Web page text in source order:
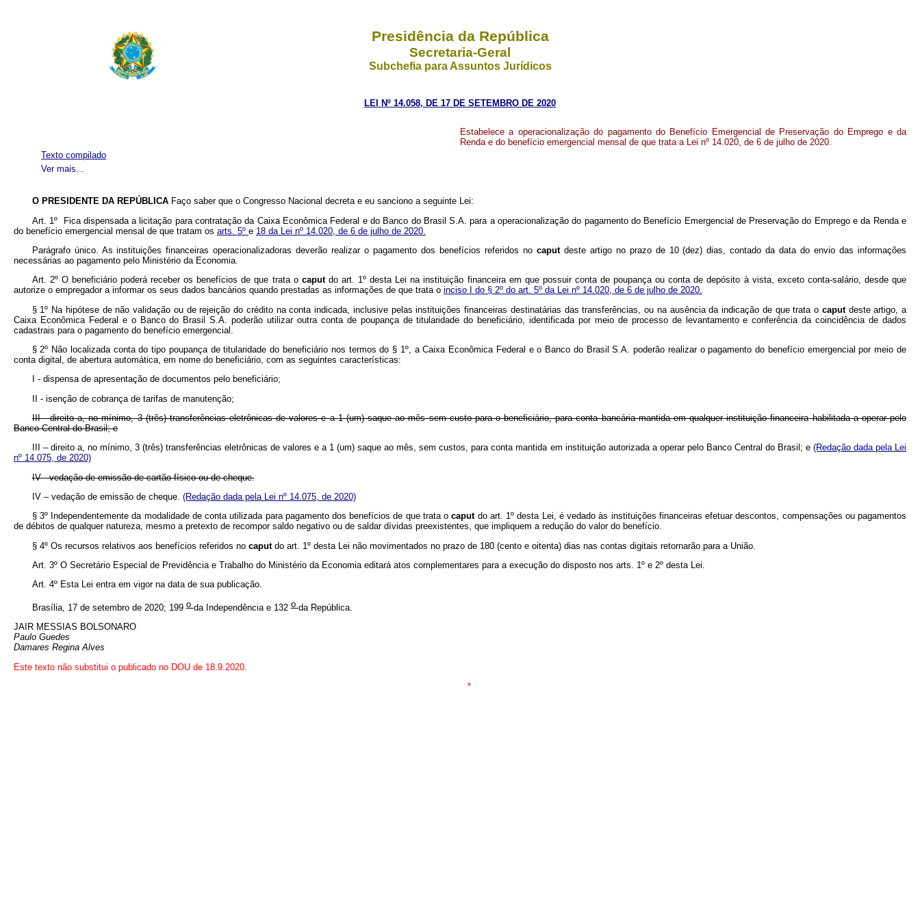
Presidência da República
Secretaria-Geral
Subchefia para Assuntos Jurídicos
LEI Nº 14.058, DE 17 DE SETEMBRO DE 2020
Estabelece a operacionalização do pagamento do Benefício Emergencial de Preservação do Emprego e da
Renda e do benefício emergencial mensal de que trata a Lei nº 14.020, de 6 de julho de 2020.
Ver mais...
Texto compilado
O PRESIDENTE DA REPÚBLICA Faço saber que o Congresso Nacional decreta e eu sanciono a seguinte Lei:
Art. 1º Fica dispensada a licitação para contratação da Caixa Econômica Federal e do Banco do Brasil S.A. para a operacionalização do pagamento do Benefício Emergencial de Preservação do Emprego e da Renda e
do benefício emergencial mensal de que tratam os arts. 5º e 18 da Lei nº 14.020, de 6 de julho de 2020.
Parágrafo único. As instituições financeiras operacionalizadoras deverão realizar o pagamento dos benefícios referidos no caput deste artigo no prazo de 10 (dez) dias, contado da data do envio das informações
necessárias ao pagamento pelo Ministério da Economia.
Art. 2º O beneficiário poderá receber os benefícios de que trata o caput do art. 1º desta Lei na instituição financeira em que possuir conta de poupança ou conta de depósito à vista, exceto conta-salário, desde que
autorize o empregador a informar os seus dados bancários quando prestadas as informações de que trata o inciso I do § 2º do art. 5º da Lei nº 14.020, de 6 de julho de 2020.
§ 1º Na hipótese de não validação ou de rejeição do crédito na conta indicada, inclusive pelas instituições financeiras destinatárias das transferências, ou na ausência da indicação de que trata o caput deste artigo, a
Caixa Econômica Federal e o Banco do Brasil S.A. poderão utilizar outra conta de poupança de titularidade do beneficiário, identificada por meio de processo de levantamento e conferência da coincidência de dados
cadastrais para o pagamento do benefício emergencial.
§ 2º Não localizada conta do tipo poupança de titularidade do beneficiário nos termos do § 1º, a Caixa Econômica Federal e o Banco do Brasil S.A. poderão realizar o pagamento do benefício emergencial por meio de
conta digital, de abertura automática, em nome do beneficiário, com as seguintes características:
I - dispensa de apresentação de documentos pelo beneficiário;
II - isenção de cobrança de tarifas de manutenção;
III - direito a, no mínimo, 3 (três) transferências eletrônicas de valores e a 1 (um) saque ao mês sem custo para o beneficiário, para conta bancária mantida em qualquer instituição financeira habilitada a operar pelo
Banco Central do Brasil; e
III – direito a, no mínimo, 3 (três) transferências eletrônicas de valores e a 1 (um) saque ao mês, sem custos, para conta mantida em instituição autorizada a operar pelo Banco Central do Brasil; e (Redação dada pela Lei
nº 14.075, de 2020)
IV - vedação de emissão de cartão físico ou de cheque.
IV – vedação de emissão de cheque. (Redação dada pela Lei nº 14.075, de 2020)
§ 3º Independentemente da modalidade de conta utilizada para pagamento dos benefícios de que trata ocaput do art. 1º desta Lei, é vedado às instituições financeiras efetuar descontos, compensações ou pagamentos
de débitos de qualquer natureza, mesmo a pretexto de recompor saldo negativo ou de saldar dívidas preexistentes, que impliquem a redução do valor do benefício.
§ 4º Os recursos relativos aos benefícios referidos no caput do art. 1º desta Lei não movimentados no prazo de 180 (cento e oitenta) dias nas contas digitais retornarão para a União.
Art. 3º O Secretário Especial de Previdência e Trabalho do Ministério da Economia editará atos complementares para a execução do disposto nos arts. 1º e 2º desta Lei.
Art. 4º Esta Lei entra em vigor na data de sua publicação.
Brasília, 17 de setembro de 2020; 199o da Independência e 132o da República.
JAIR MESSIAS BOLSONARO
Paulo Guedes
Damares Regina Alves
Este texto não substitui o publicado no DOU de 18.9.2020.
*